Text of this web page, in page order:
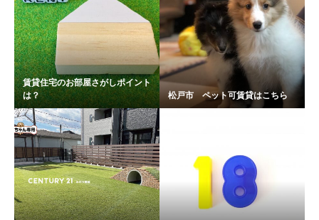
賃貸住宅のお部屋さがしポイント
は？
松戸市 ペット可賃貸はこちら